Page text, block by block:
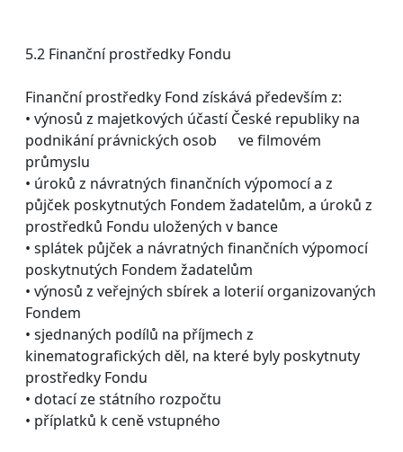
5.2 Finanční prostředky Fondu
Finanční prostředky Fond získává především z:
• výnosů z majetkových účastí České republiky na
podnikání právnických osob ve filmovém
průmyslu
• úroků z návratných finančních výpomocí a z
půjček poskytnutých Fondem žadatelům, a úroků z
prostředků Fondu uložených v bance
• splátek půjček a návratných finančních výpomocí
poskytnutých Fondem žadatelům
• výnosů z veřejných sbírek a loterií organizovaných
Fondem
• sjednaných podílů na příjmech z
kinematografických děl, na které byly poskytnuty
prostředky Fondu
• dotací ze státního rozpočtu
• příplatků k ceně vstupného